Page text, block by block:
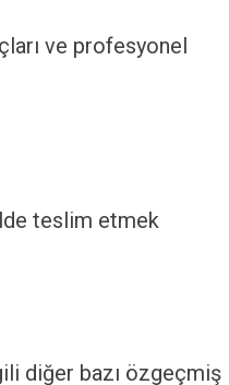
ve profesyonel
teslim etmek
diğer bazı özgeçmiş